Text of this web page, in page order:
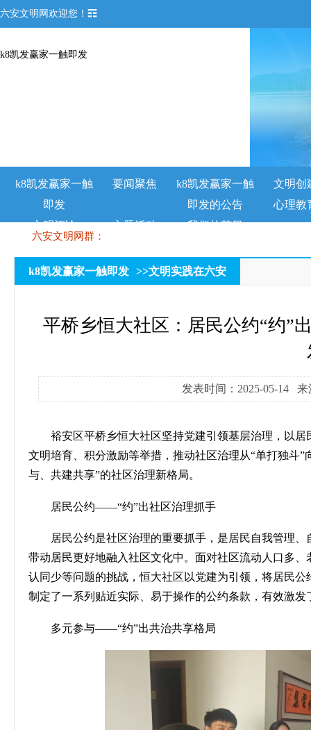
六安文明网欢迎您！☶
k8凯发赢家一触即发
k8凯发赢家一触
即发
要闻聚焦
k8凯发赢家一触
即发的公告
文明创
心理教
文明评论
主题活动 我们的节日
六安文明网群：
k8凯发赢家一触即发 >>文明实践在六安
平桥乡恒大社区：居民公约“约”
发表时间：2025-05-14
裕安区平桥乡恒大社区坚持党建引领基层治理，以居
文明培育、积分激励等举措，推动社区治理从“单打独斗”
与、共建共享”的社区治理新格局。
居民公约——“约”出社区治理抓手
居民公约是社区治理的重要抓手，是居民自我管理
带动居民更好地融入社区文化中。面对社区流动人口多
认同少等问题的挑战，恒大社区以党建为引领，将居民
制定了一系列贴近实际、易于操作的公约条款，有效激
多元参与——“约”出共治共享格局